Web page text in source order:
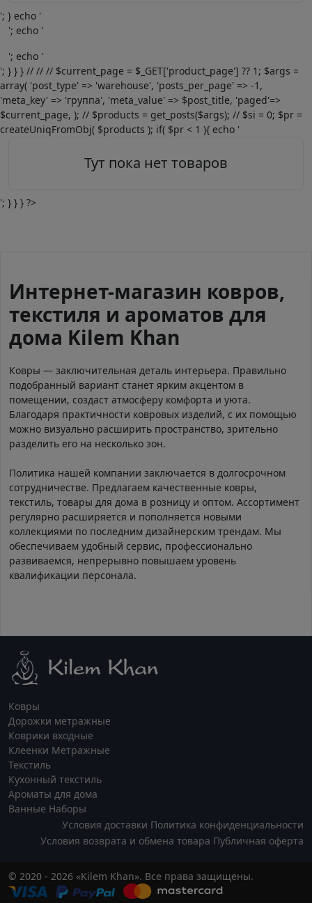
'; } echo '
'; echo '
'; echo '
'; } } } // // // $current_page = $_GET['product_page'] ?? 1; $args =
array( 'post_type' => 'warehouse', 'posts_per_page' => -1,
'meta_key' => 'группа', 'meta_value' => $post_title, 'paged'=>
$current_page, ); // $products = get_posts($args); // $si = 0; $pr =
createUniqFromObj( $products ); if( $pr < 1 ){ echo '
Тут пока нет товаров
'; } } } ?>
Интернет-магазин ковров,
текстиля и ароматов для
дома Kilem Khan
Ковры — заключительная деталь интерьера. Правильно
подобранный вариант станет ярким акцентом в
помещении, создаст атмосферу комфорта и уюта.
Благодаря практичности ковровых изделий, с их помощью
можно визуально расширить пространство, зрительно
разделить его на несколько зон.
Политика нашей компании заключается в долгосрочном
сотрудничестве. Предлагаем качественные ковры,
текстиль, товары для дома в розницу и оптом. Ассортимент
регулярно расширяется и пополняется новыми
коллекциями по последним дизайнерским трендам. Мы
обеспечиваем удобный сервис, профессионально
развиваемся, непрерывно повышаем уровень
квалификации персонала.
Ковры
Дорожки метражные
Коврики входные
Клеенки Метражные
Текстиль
Кухонный текстиль
Ароматы для дома
Ванные Наборы
Условия доставки Политика конфиденциальности
Условия возврата и обмена товара Публичная оферта
© 2020 - 2026 «Kilem Khan». Все права защищены.